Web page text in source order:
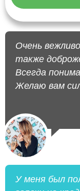
Очень
также
Всегда
Желаю вам
У меня был